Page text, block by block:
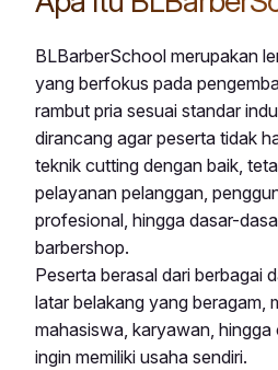
BLBarberSchool merupakan
yang berfokus pada
rambut pria sesuai standar
dirancang agar peserta tidak
teknik cutting dengan baik,
pelayanan pelanggan,
profesional, hingga dasar-
barbershop.
Peserta berasal dari berbagai
latar belakang yang beragam,
mahasiswa, karyawan,
ingin memiliki usaha sendiri.